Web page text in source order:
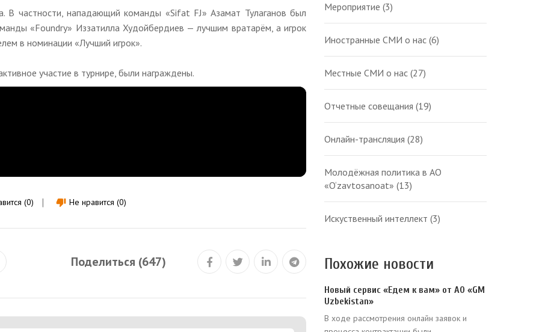
В частности, нападающий команды «Sifat FJ» Азамат Тулаганов был
«Foundry» Иззатилла Худойбердиев — лучшим вратарём, а игрок
в номинации «Лучший игрок».
участие в турнире, были награждены.
(0) thumb_down Не нравится (0)
Поделиться (647)
Мероприятие (3)
Иностранные СМИ о нас (6)
Местные СМИ о нас (27)
Отчетные совещания (19)
Онлайн-трансляция (28)
Молодёжная политика в АО
«O‘zavtosanoat» (13)
Искуственный интеллект (3)
Похожие новости
Новый сервис «Едем к вам» от АО «GM
Uzbekistan»
В ходе рассмотрения онлайн заявок и